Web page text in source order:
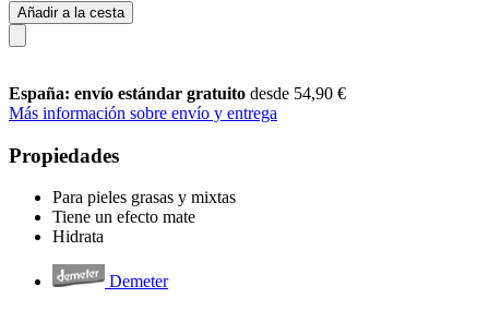
Añadir a la cesta
España: envío estándar gratuito desde 54,90 €
Más información sobre envío y entrega
Propiedades
Para pieles grasas y mixtas
Tiene un efecto mate
Hidrata
Demeter